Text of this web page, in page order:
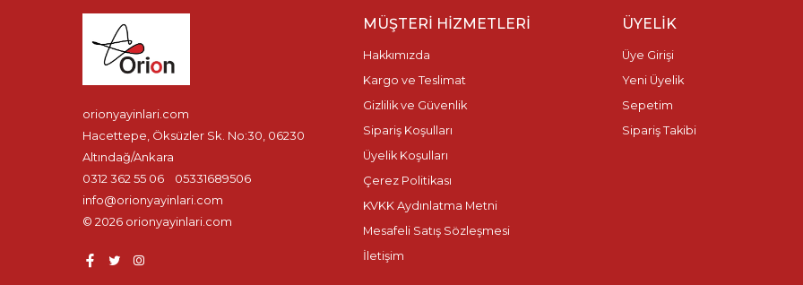
orionyayinlari.com
Hacettepe, Öksüzler Sk. No:30, 06230
Altındağ/Ankara
0312 362 55 06
05331689506
info@orionyayinlari.com
© 2026 orionyayinlari.com
MÜŞTERI HIZMETLERI
Hakkımızda
Kargo ve Teslimat
Gizlilik ve Güvenlik
Sipariş Koşulları
Üyelik Koşulları
Çerez Politikası
KVKK Aydınlatma Metni
Mesafeli Satış Sözleşmesi
İletişim
ÜYELIK
Üye Girişi
Yeni Üyelik
Sepetim
Sipariş Takibi